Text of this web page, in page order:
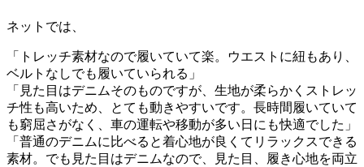
ネットでは、
「トレッチ素材なので履いていて楽。ウエストに紐もあり、
ベルトなしでも履いていられる」
「見た目はデニムそのものですが、生地が柔らかくストレッ
チ性も高いため、とても動きやすいです。長時間履いていて
も窮屈さがなく、車の運転や移動が多い日にも快適でした」
「普通のデニムに比べると着心地が良くてリラックスできる
素材。でも見た目はデニムなので、見た目、履き心地を両立